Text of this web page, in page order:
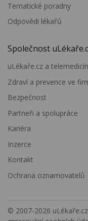
Tematické poradny
Odpovědi lékařů
Společnost
uLékaře.cz a
Zdraví a prevence ve
Bezpečnost
Partneři a spolupráce
Kariéra
Inzerce
Kontakt
Ochrana oznamovatelů
© 2007-2026